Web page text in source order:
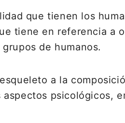
que tienen los
tiene en referencia a
de humanos.
a la
psicológicos,